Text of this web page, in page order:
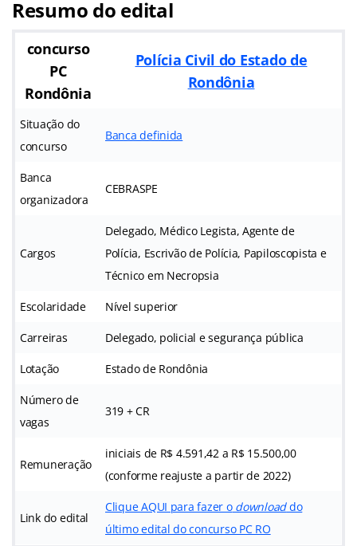
Resumo do edital
concurso
PC
Rondônia
Polícia Civil do Estado de
Rondônia
Situação do
concurso
Banca definida
Banca
organizadora
CEBRASPE
Cargos
Delegado, Médico Legista, Agente de
Polícia, Escrivão de Polícia, Papiloscopista e
Técnico em Necropsia
Escolaridade Nível superior
Carreiras Delegado, policial e segurança pública
Lotação Estado de Rondônia
Número de
vagas
319 + CR
Remuneração
iniciais de R$ 4.591,42 a R$ 15.500,00
(conforme reajuste a partir de 2022)
Link do edital
Clique AQUI para fazer odownloaddo
último edital do concurso PC RO